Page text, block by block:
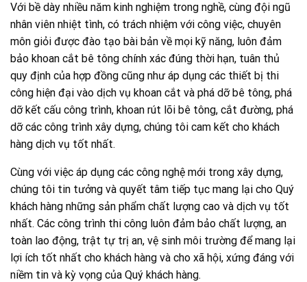
Với bề dày nhiều năm kinh nghiệm trong nghề, cùng đội ngũ
nhân viên nhiệt tình, có trách nhiệm với công việc, chuyên
môn giỏi được đào tạo bài bản về mọi kỹ năng, luôn đảm
bảo khoan cắt bê tông chính xác đúng thời hạn, tuân thủ
quy định của hợp đồng cũng như áp dụng các thiết bị thi
công hiện đại vào dịch vụ khoan cắt và phá dỡ bê tông, phá
dỡ kết cấu công trình, khoan rút lõi bê tông, cắt đường, phá
dỡ các công trình xây dựng, chúng tôi cam kết cho khách
hàng dịch vụ tốt nhất.
Cùng với việc áp dụng các công nghệ mới trong xây dựng,
chúng tôi tin tưởng và quyết tâm tiếp tục mang lại cho Quý
khách hàng những sản phẩm chất lượng cao và dịch vụ tốt
nhất. Các công trình thi công luôn đảm bảo chất lượng, an
toàn lao động, trật tự trị an, vệ sinh môi trường để mang lại
lợi ích tốt nhất cho khách hàng và cho xã hội, xứng đáng với
niềm tin và kỳ vọng của Quý khách hàng.